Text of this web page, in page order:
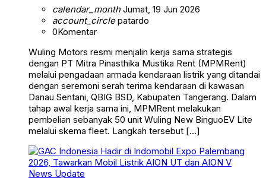
calendar_monthJumat, 19 Jun 2026
account_circlepatardo
0Komentar
Wuling Motors resmi menjalin kerja sama strategis
dengan PT Mitra Pinasthika Mustika Rent (MPMRent)
melalui pengadaan armada kendaraan listrik yang ditandai
dengan seremoni serah terima kendaraan di kawasan
Danau Sentani, QBIG BSD, Kabupaten Tangerang. Dalam
tahap awal kerja sama ini, MPMRent melakukan
pembelian sebanyak 50 unit Wuling New BinguoEV Lite
melalui skema fleet. Langkah tersebut […]
News Update